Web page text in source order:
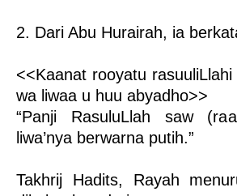
2. Dari Abu Hurairah, ia
<<Kaanat rooyatu
wa liwaa u huu abyadho>>
“Panji RasuluLlah saw
liwa’nya berwarna putih.”
Takhrij Hadits, Rayah